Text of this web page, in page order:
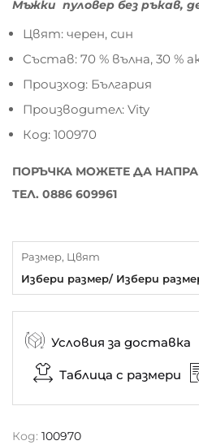
Мъжки пуловер без ръкав,
Цвят: черен, син
Състав: 70 % вълна, 30 %
Произход: България
Производител: Vity
Код: 100970
ПОРЪЧКА МОЖЕТЕ ДА
ТЕЛ. 0886 609961
Размер, Цвят
Избери размер/ Избери
Условия за доставка
Таблица с размери
Код: 100970